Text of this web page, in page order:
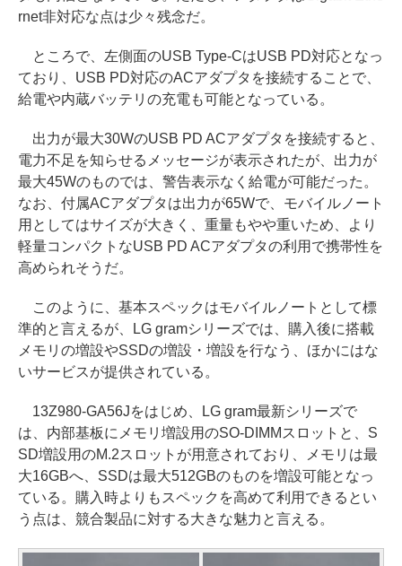
rnet非対応な点は少々残念だ。
ところで、左側面のUSB Type-CはUSB PD対応となっ
ており、USB PD対応のACアダプタを接続することで、
給電や内蔵バッテリの充電も可能となっている。
出力が最大30WのUSB PD ACアダプタを接続すると、
電力不足を知らせるメッセージが表示されたが、出力が
最大45Wのものでは、警告表示なく給電が可能だった。
なお、付属ACアダプタは出力が65Wで、モバイルノート
用としてはサイズが大きく、重量もやや重いため、より
軽量コンパクトなUSB PD ACアダプタの利用で携帯性を
高められそうだ。
このように、基本スペックはモバイルノートとして標
準的と言えるが、LG gramシリーズでは、購入後に搭載
メモリの増設やSSDの増設・増設を行なう、ほかにはな
いサービスが提供されている。
13Z980-GA56Jをはじめ、LG gram最新シリーズで
は、内部基板にメモリ増設用のSO-DIMMスロットと、S
SD増設用のM.2スロットが用意されており、メモリは最
大16GBへ、SSDは最大512GBのものを増設可能となっ
ている。購入時よりもスペックを高めて利用できるとい
う点は、競合製品に対する大きな魅力と言える。